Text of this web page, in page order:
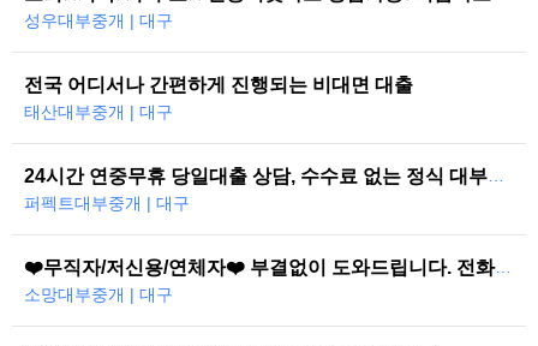
성우대부중개 | 대구
전국 어디서나 간편하게 진행되는 비대면 대출
태산대부중개 | 대구
퍼펙트대부중개 | 대구
❤️무직자/저신용/연체자❤️ 부결없이 도와드립니다. 전화한통으로 당일즉시…
소망대부중개 | 대구